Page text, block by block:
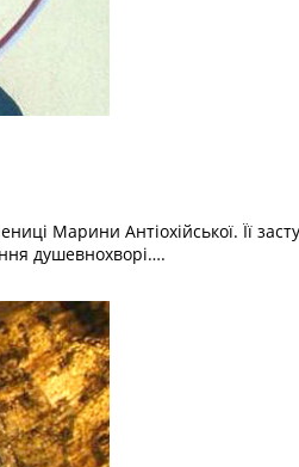
Марини Антіохійської. Її
душевнохворі….